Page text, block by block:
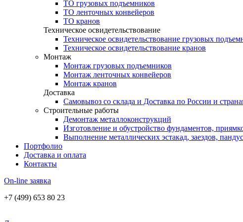
ТО грузовых подъемников
ТО ленточных конвейеров
ТО кранов
Техническое освидетельствование
Техническое освидетельствование грузовых
Техническое освидетельствование кранов
Монтаж
Монтаж грузовых подъемников
Монтаж ленточных конвейеров
Монтаж кранов
Доставка
Самовывоз со склада и Доставка по России и
Строительные работы
Демонтаж металлоконструкций
Изготовление и обустройство фундаментов,
Выполнение металлических эстакад, заездов,
Портфолио
Доставка и оплата
Контакты
On-line заявка
+7 (499) 653 80 23